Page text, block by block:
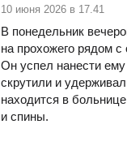
10 июня 2026 в 17.41
В понедельник
на прохожего рядом
Он успел нанести
скрутили и
находится в
и спины.